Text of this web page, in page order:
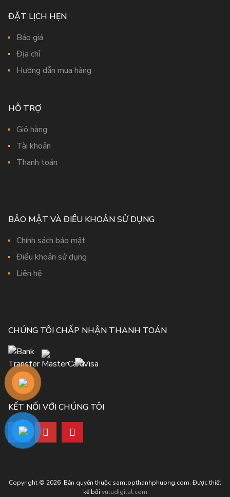
ĐẶT LỊCH HẸN
Báo giá
Địa chỉ
Hướng dẫn mua hàng
HỖ TRỢ
Giỏ hàng
Tài khoản
Thanh toán
BẢO MẬT VÀ ĐIỀU KHOẢN SỬ DỤNG
Chính sách bảo mật
Điều khoản sử dụng
Liên hệ
CHÚNG TÔI CHẤP NHẬN THANH TOÁN
KẾT NỐI VỚI CHÚNG TÔI
Copyright © 2026 Bản quyền thuộc samlopthanhphuong.com. Được thiết
kế bởi vutudigital.com